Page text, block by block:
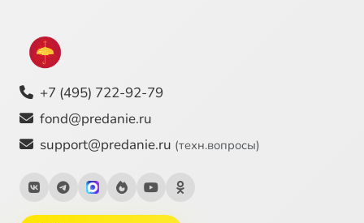
+7 (495) 722-92-79
fond@predanie.ru
support@predanie.ru (техн.вопросы)